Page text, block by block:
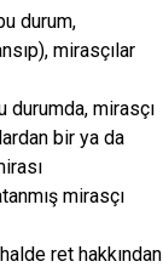
durum,
mirasçılar
durumda, mirasçı
bir ya da
mirasçı
ret hakkından